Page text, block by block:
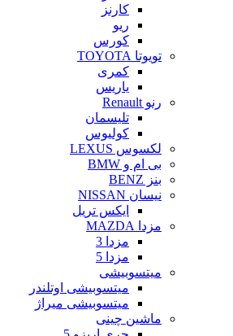
کارنز
ریو
کورس
تویوتا TOYOTA
کمری
یاریس
رنو Renault
تلیسمان
کولیوس
لکسوس LEXUS
بی ام و BMW
بنز BENZ
نیسان NISSAN
ایکس تریل
مزدا MAZDA
مزدا 3
مزدا 5
میتسوبیشی
میتسوبیشی اوتلندر
میتسوبیشی میراژ
ماشین چینی